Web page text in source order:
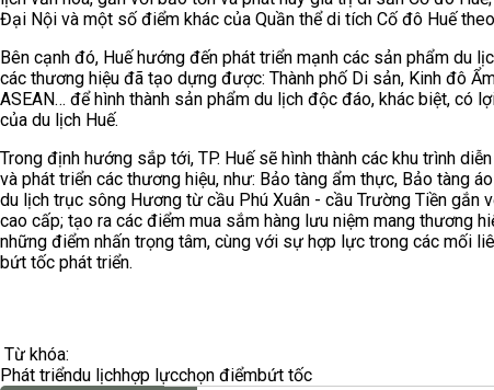
Đại Nội và một số điểm khác của Quần thể di tích Cố đô Huế
Bên cạnh đó, Huế hướng đến phát triển mạnh các sản phẩm du
các thương hiệu đã tạo dựng được: Thành phố Di sản, Kinh đô
ASEAN… để hình thành sản phẩm du lịch độc đáo, khác biệt, có
của du lịch Huế.
Trong định hướng sắp tới, TP. Huế sẽ hình thành các khu trình
và phát triển các thương hiệu, như: Bảo tàng ẩm thực, Bảo tàng
du lịch trục sông Hương từ cầu Phú Xuân - cầu Trường Tiền gắn
cao cấp; tạo ra các điểm mua sắm hàng lưu niệm mang thương
những điểm nhấn trọng tâm, cùng với sự hợp lực trong các mối
bứt tốc phát triển.
Từ khóa:
Phát triểndu lịchhợp lựcchọn điểmbứt tốc